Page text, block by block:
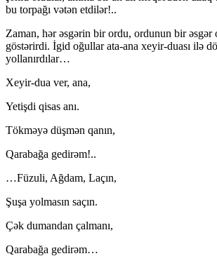
bu torpağı vətən etdilər!..
Zaman, hər əsgərin bir ordu, ordunun bir əsgər
göstərirdi. İgid oğullar ata-ana xeyir-duası ilə
yollanırdılar…
Xeyir-dua ver, ana,
Yetişdi qisas anı.
Tökməyə düşmən qanın,
Qarabağa gedirəm!..
…Füzuli, Ağdam, Laçın,
Şuşa yolmasın saçın.
Çək dumandan çalmanı,
Qarabağa gedirəm…